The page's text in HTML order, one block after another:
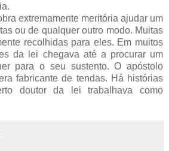
extremamente meritória ajudar um
ou de qualquer outro modo. Muitas
recolhidas para eles. Em muitos
da lei chegava até a procurar um
para o seu sustento. O apóstolo
fabricante de tendas. Há histórias
doutor da lei trabalhava como